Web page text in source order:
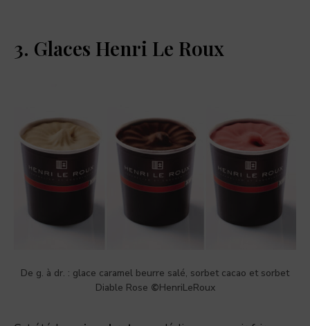
3. Glaces Henri Le Roux
De g. à dr. : glace caramel beurre salé, sorbet cacao et sorbet
Diable Rose ©HenriLeRoux